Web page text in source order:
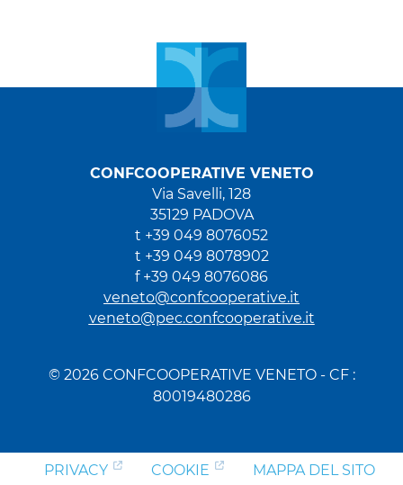
CONFCOOPERATIVE VENETO
Via Savelli, 128
35129 PADOVA
t +39 049 8076052
t +39 049 8078902
f +39 049 8076086
veneto@confcooperative.it
veneto@pec.confcooperative.it
© 2026 CONFCOOPERATIVE VENETO - CF :
80019480286
PRIVACY COOKIE MAPPA DEL SITO